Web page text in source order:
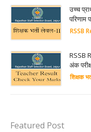
उच्च
परिणाम
RSSB
RSSB
अंक
शिक्षक
Featured Post